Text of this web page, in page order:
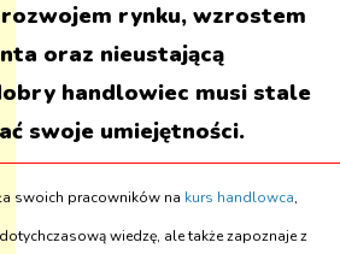
rynku, wzrostem
oraz nieustającą
handlowiec musi stale
swoje umiejętności.
swoich pracowników na kurs handlowca,
wiedzę, ale także zapoznaje z